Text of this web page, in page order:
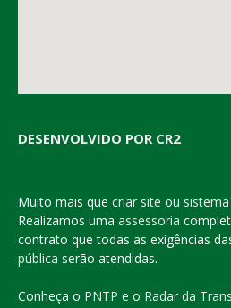
DESENVOLVIDO POR CR2
Muito mais que criar site ou
Realizamos uma assessoria
contrato que todas as exigências
pública serão atendidas.
Conheça o PNTP e o Radar da